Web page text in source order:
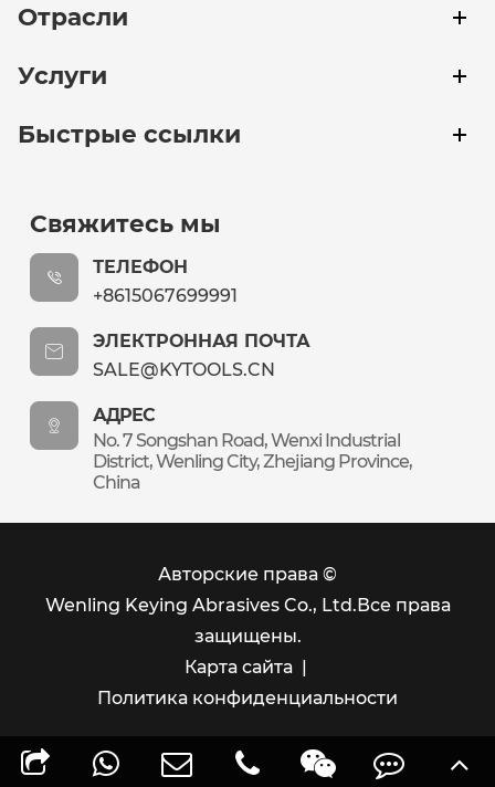
Отрасли
Услуги
Быстрые ссылки
Свяжитесь мы
ТЕЛЕФОН
+8615067699991
ЭЛЕКТРОННАЯ ПОЧТА
SALE@KYTOOLS.CN
АДРЕС
No. 7 Songshan Road, Wenxi Industrial
District, Wenling City, Zhejiang Province,
China
Авторские права ©
Wenling Keying Abrasives Co., Ltd.Все права
защищены.
Карта сайта|
Политика конфиденциальности